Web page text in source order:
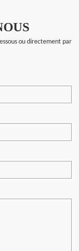
ou directement par